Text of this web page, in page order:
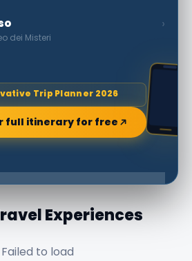
dei Misteri
›
Trip Planner 2026
full itinerary for free
Experiences
Failed to load